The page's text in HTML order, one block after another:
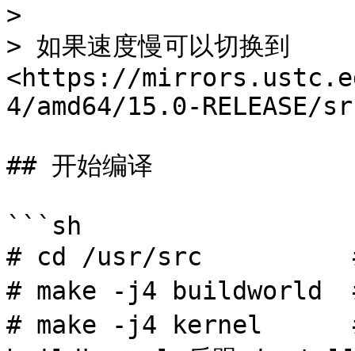
>
> 如果速度慢可以切换到
<https://
4/amd64/15.0-RELEASE/
## 开始编译
```sh
# cd /usr/src          #
# make -j4 buildworld  #
# make -j4 kernel      #